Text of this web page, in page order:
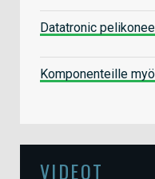
Datatronic
Komponenteille
VIDEOT